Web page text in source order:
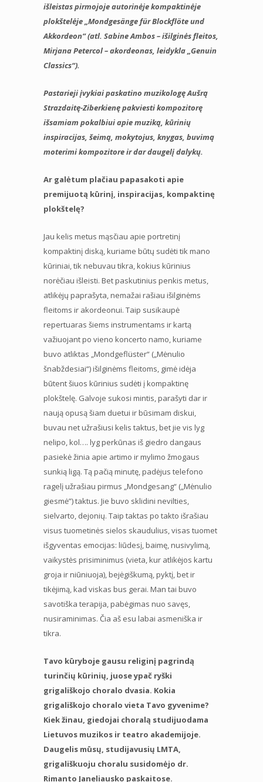
išleistas pirmojoje autorinėje kompaktinėje
plokštelėje „Mondgesänge für Blockflöte und
Akkordeon“ (atl. Sabine Ambos – išilginės fleitos,
Mirjana Petercol – akordeonas, leidykla „Genuin
Classics“).
Pastarieji įvykiai paskatino muzikologę Aušrą
Strazdaitę-Ziberkienę pakviesti kompozitorę
išsamiam pokalbiui apie muziką, kūrinių
inspiracijas, šeimą, mokytojus, knygas, buvimą
moterimi kompozitore ir dar daugelį dalykų.
Ar galėtum plačiau papasakoti apie
premijuotą kūrinį, inspiracijas, kompaktinę
plokštelę?
Jau kelis metus mąsčiau apie portretinį
kompaktinį diską, kuriame būtų sudėti tik mano
kūriniai, tik nebuvau tikra, kokius kūrinius
norėčiau išleisti. Bet paskutinius penkis metus,
atlikėjų paprašyta, nemažai rašiau išilginėms
fleitoms ir akordeonui. Taip susikaupė
repertuaras šiems instrumentams ir kartą
važiuojant po vieno koncerto namo, kuriame
buvo atliktas „Mondgeflüster“ („Mėnulio
šnabždesiai“) išilginėms fleitoms, gimė idėja
būtent šiuos kūrinius sudėti į kompaktinę
plokštelę. Galvoje sukosi mintis, parašyti dar ir
naują opusą šiam duetui ir būsimam diskui,
buvau net užrašiusi kelis taktus, bet jie vis lyg
nelipo, kol…. lyg perkūnas iš giedro dangaus
pasiekė žinia apie artimo ir mylimo žmogaus
sunkią ligą. Tą pačią minutę, padėjus telefono
ragelį užrašiau pirmus „Mondgesang“ („Mėnulio
giesmė”) taktus. Jie buvo sklidini nevilties,
sielvarto, dejonių. Taip taktas po takto išrašiau
visus tuometinės sielos skaudulius, visas tuomet
išgyventas emocijas: liūdesį, baimę, nusivylimą,
vaikystės prisiminimus (vieta, kur atlikėjos kartu
groja ir niūniuoja), bejėgiškumą, pyktį, bet ir
tikėjimą, kad viskas bus gerai. Man tai buvo
savotiška terapija, pabėgimas nuo savęs,
nusiraminimas. Čia aš esu labai asmeniška ir
tikra.
Tavo kūryboje gausu religinį pagrindą
turinčių kūrinių, juose ypač ryški
grigališkojo choralo dvasia. Kokia
grigališkojo choralo vieta Tavo gyvenime?
Kiek žinau, giedojai choralą studijuodama
Lietuvos muzikos ir teatro akademijoje.
Daugelis mūsų, studijavusių LMTA,
grigališkuoju choralu susidomėjo dr.
Rimanto Janeliausko paskaitose.